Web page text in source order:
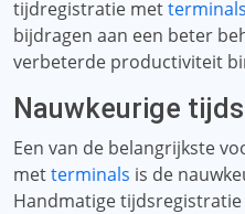
tijdregistratie metterminals
bijdragen aan een beter
verbeterde productiviteit
Nauwkeurige
Een van de belangrijkste
metterminals is de
Handmatige